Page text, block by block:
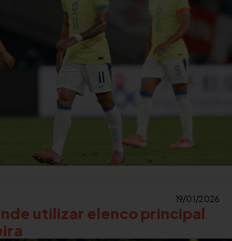
19/01/2026
utilizar elenco principal